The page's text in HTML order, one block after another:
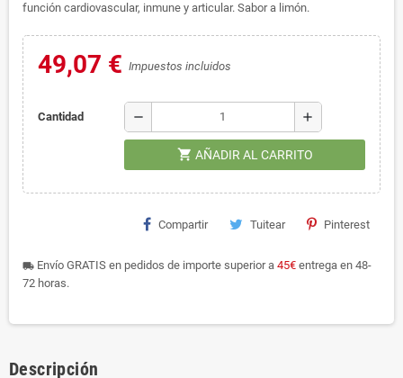
función cardiovascular, inmune y articular. Sabor a limón.
49,07 € Impuestos incluidos
Cantidad remove add
shopping_cart AÑADIR AL CARRITO
Compartir Tuitear Pinterest
local_shipping Envío GRATIS en pedidos de importe superior a 45€ entrega en 48-
72 horas.
Descripción